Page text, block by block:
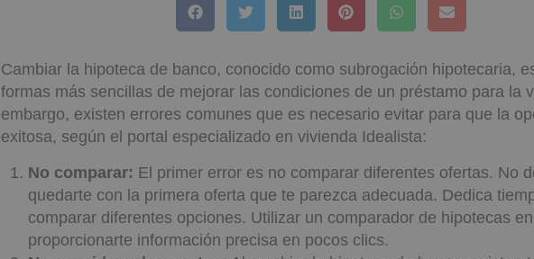
Cambiar la hipoteca de banco, conocido como subrogación hipotecaria,
formas más sencillas de mejorar las condiciones de un préstamo para la
embargo, existen errores comunes que es necesario evitar para que la
exitosa, según el portal especializado en vivienda Idealista:
No comparar: El primer error es no comparar diferentes ofertas. No
quedarte con la primera oferta que te parezca adecuada. Dedica
comparar diferentes opciones. Utilizar un comparador de hipotecas
proporcionarte información precisa en pocos clics.